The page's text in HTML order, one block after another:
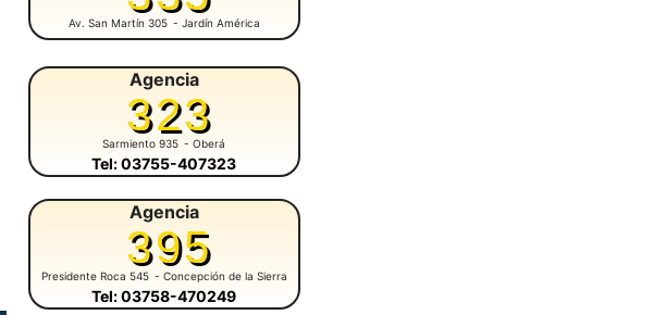
Av. San Martín 305 - Jardín América
Agencia
323
Sarmiento 935 - Oberá
Tel: 03755-407323
Agencia
395
Presidente Roca 545 - Concepción de la Sierra
Tel: 03758-470249